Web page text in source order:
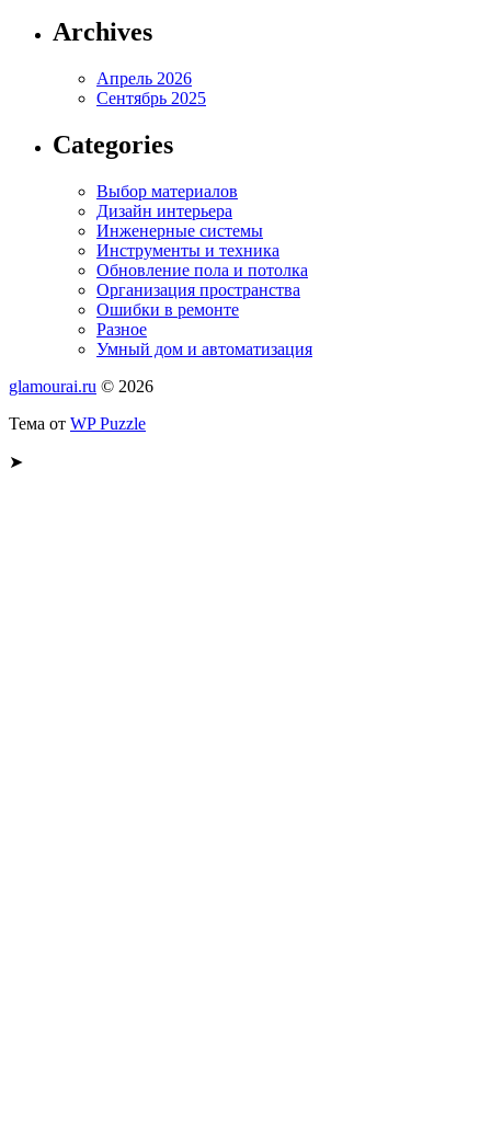
Archives
Апрель 2026
Сентябрь 2025
Categories
Выбор материалов
Дизайн интерьера
Инженерные системы
Инструменты и техника
Обновление пола и потолка
Организация пространства
Ошибки в ремонте
Разное
Умный дом и автоматизация
glamourai.ru © 2026
Тема от WP Puzzle
➤